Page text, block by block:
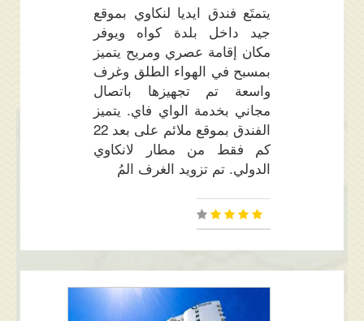
يتمتَع فندق ايديا لنكاوي بموقع
جيد داخل بلدة كواه ويوفر
مكان إقامة عصري ومريح يتميز
بمسبح في الهواء الطلق وغرف
واسعة تم تجهيزها باتصال
مجاني بخدمة الواي فاي. يتميز
الفندق بموقع ملائم على بعد 22
كم فقط من مطار لانكاوي
الدولي. تم تزويد الغرف المُ